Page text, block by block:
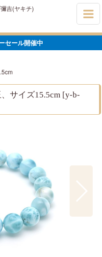
吉(ヤキチ)
セール開催中
サイズ15.5cm [y-b-